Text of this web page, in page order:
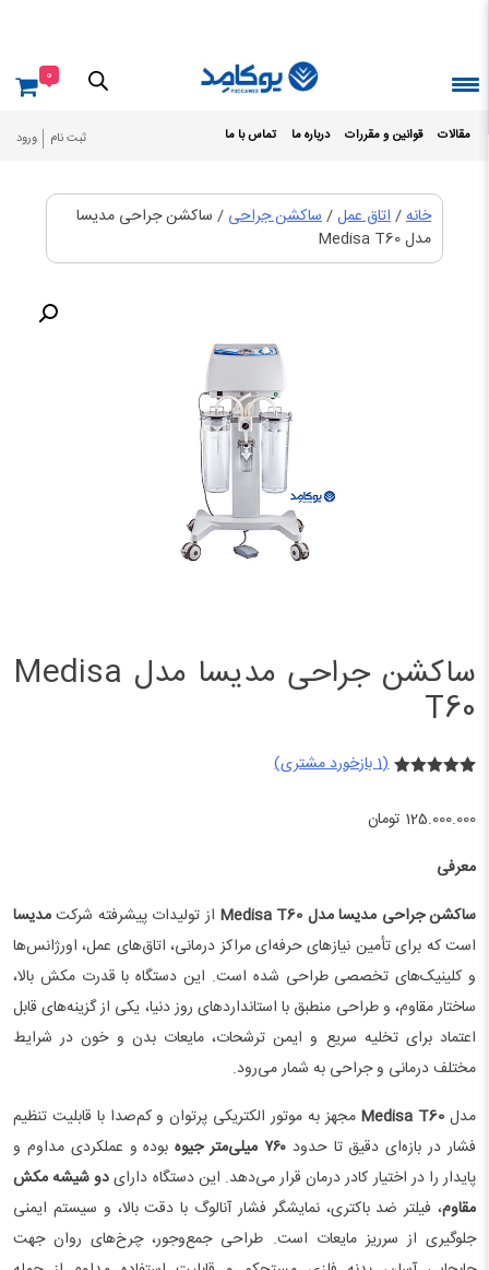
مقالات قوانین و مقررات درباره ما تماس با ما ثبت نام ورود
0
خانه/اتاق عمل/ساکشن جراحی / ساکشن جراحی مدیسا
مدل Medisa T60
ساکشن جراحی مدیسا مدل Medisa
T60
در
(
1بازخورد مشتری)
125.000.000 تومان
معرفی
ساکشن جراحی مدیسا مدل Medisa T60
از تولیدات پیشرفته شرکتمدیسا
است که برای تأمین نیازهای حرفه‌ای مراکز درمانی، اتاق‌های عمل، اورژانس‌ها
و کلینیک‌های تخصصی طراحی شده است. این دستگاه با قدرت مکش بالا،
ساختار مقاوم، و طراحی منطبق با استانداردهای روز دنیا، یکی از گزینه‌های قابل
اعتماد برای تخلیه سریع و ایمن ترشحات، مایعات بدن و خون در شرایط
مختلف درمانی و جراحی به شمار می‌رود.
مدل Medisa T60 مجهز به موتور الکتریکی پرتوان و کم‌صدا با قابلیت تنظیم
فشار در بازه‌ای دقیق تا حدود۷۶۰ میلی‌متر جیوه
بوده و عملکردی مداوم و
پایدار را در اختیار کادر درمان قرار می‌دهد. این دستگاه دارایدو شیشه مکش
مقاوم، فیلتر ضد باکتری، نمایشگر فشار آنالوگ با دقت بالا، و سیستم ایمنی
جلوگیری از سرریز مایعات است. طراحی جمع‌وجور، چرخ‌های روان جهت